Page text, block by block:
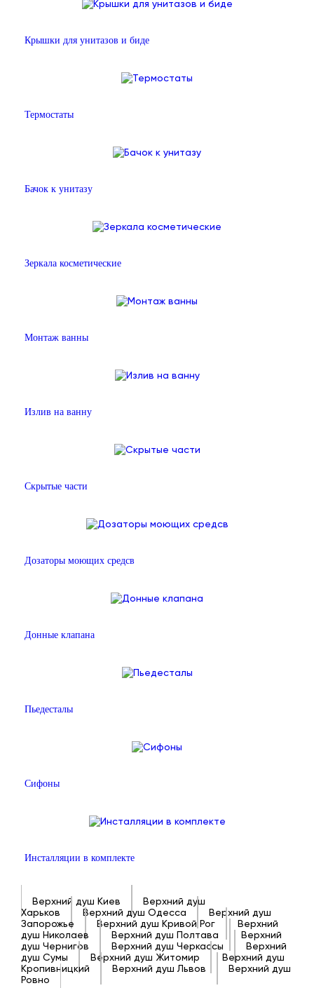
Крышки для унитазов и биде
Термостаты
Бачок к унитазу
Зеркала косметические
Монтаж ванны
Излив на ванну
Скрытые части
Дозаторы моющих средсв
Донные клапана
Пьедесталы
Сифоны
Инсталляции в комплекте
Верхний душ Киев
Верхний душ
Харьков
Верхний душ Одесса
Верхний душ
Запорожье
Верхний душ Кривой Рог
Верхний
душ Николаев
Верхний душ Полтава
Верхний
душ Чернигов
Верхний душ Черкассы
Верхний
душ Сумы
Верхний душ Житомир
Верхний душ
Кропивницкий
Верхний душ Львов
Верхний душ
Ровно